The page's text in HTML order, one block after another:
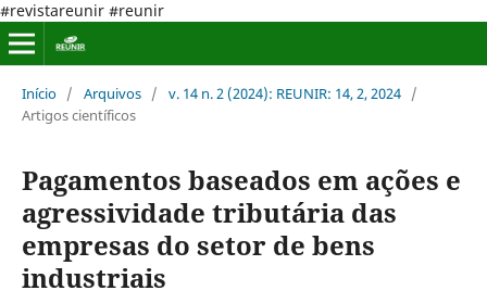
#revistareunir #reunir
Início / Arquivos / v. 14 n. 2 (2024): REUNIR: 14, 2, 2024 /
Artigos científicos
Pagamentos baseados em ações e
agressividade tributária das
empresas do setor de bens
industriais